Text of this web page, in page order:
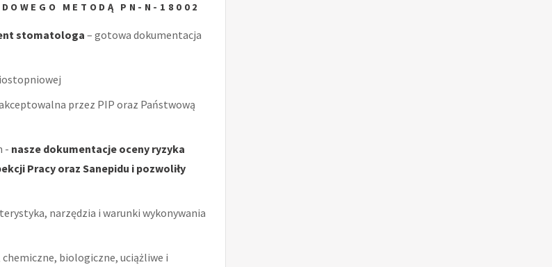
METODĄ PN-N-18002
stomatologa – gotowa dokumentacja
przez PIP oraz Państwową
- nasze dokumentacje oceny ryzyka
Pracy oraz Sanepidu i pozwoliły
narzędzia i warunki wykonywania
biologiczne, uciążliwe i